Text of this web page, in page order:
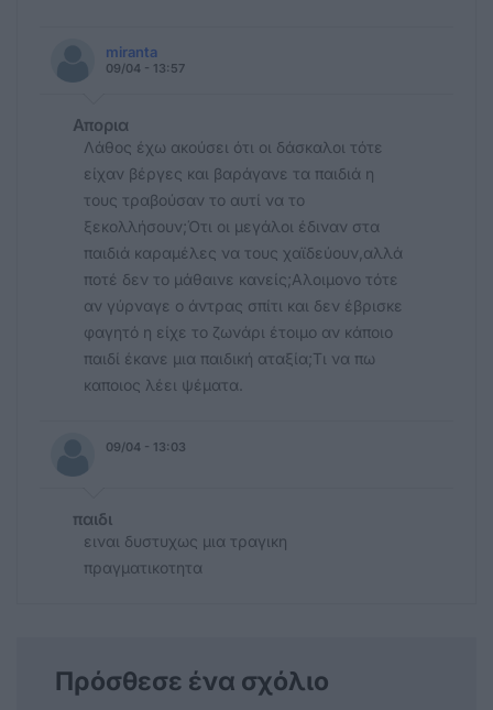
miranta
09/04 - 13:57
Απορια
Λάθος έχω ακούσει ότι οι δάσκαλοι τότε
είχαν βέργες και βαράγανε τα παιδιά η
τους τραβούσαν το αυτί να το
ξεκολλήσουν;Ότι οι μεγάλοι έδιναν στα
παιδιά καραμέλες να τους χαϊδεύουν,αλλά
ποτέ δεν το μάθαινε κανείς;Αλοιμονο τότε
αν γύρναγε ο άντρας σπίτι και δεν έβρισκε
φαγητό η είχε το ζωνάρι έτοιμο αν κάποιο
παιδί έκανε μια παιδική αταξία;Τι να πω
καποιος λέει ψέματα.
09/04 - 13:03
παιδι
ειναι δυστυχως μια τραγικη
πραγματικοτητα
Πρόσθεσε ένα σχόλιο